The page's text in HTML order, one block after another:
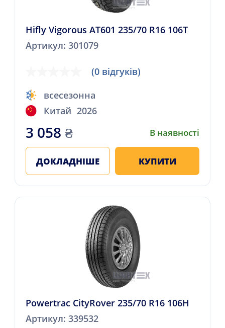
Hifly Vigorous AT601 235/70 R16 106T
Артикул: 301079
(0 відгуків)
всесезонна
Китай 2026
3 058 ₴ В наявності
ДОКЛАДНІШЕ КУПИТИ
Powertrac CityRover 235/70 R16 106H
Артикул: 339532